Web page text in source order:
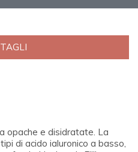
opache e disidratate. La
di acido ialuronico a basso,